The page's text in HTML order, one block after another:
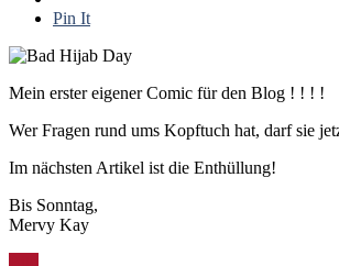
Pin It
Mein erster eigener Comic für den Blog ! ! ! !
Wer Fragen rund ums Kopftuch hat, darf sie
Im nächsten Artikel ist die Enthüllung!
Bis Sonntag,
Mervy Kay